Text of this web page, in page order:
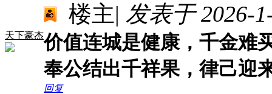
天下豪杰
楼主| 发表于 2026-
价值连城是健康，千金难
奉公结出千祥果，律己迎
回复